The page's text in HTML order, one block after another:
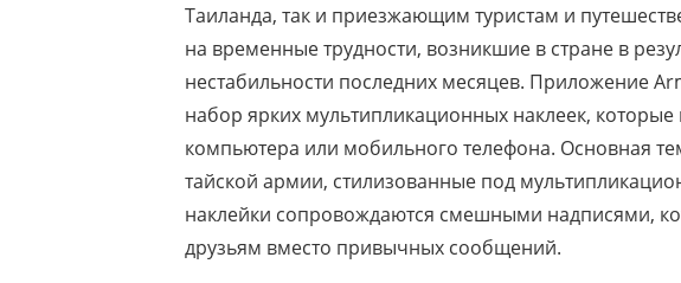
Таиланда, так и приезжающим туристам и
на временные трудности, возникшие в стране в
нестабильности последних месяцев. Приложение
набор ярких мультипликационных наклеек,
компьютера или мобильного телефона. Основная
тайской армии, стилизованные под
наклейки сопровождаются смешными надписями,
друзьям вместо привычных сообщений.